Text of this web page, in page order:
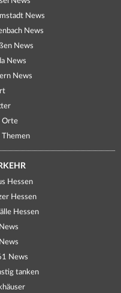
News
News
News
News
News
Orte
Themen
Hessen
Hessen
Hessen
News
tanken